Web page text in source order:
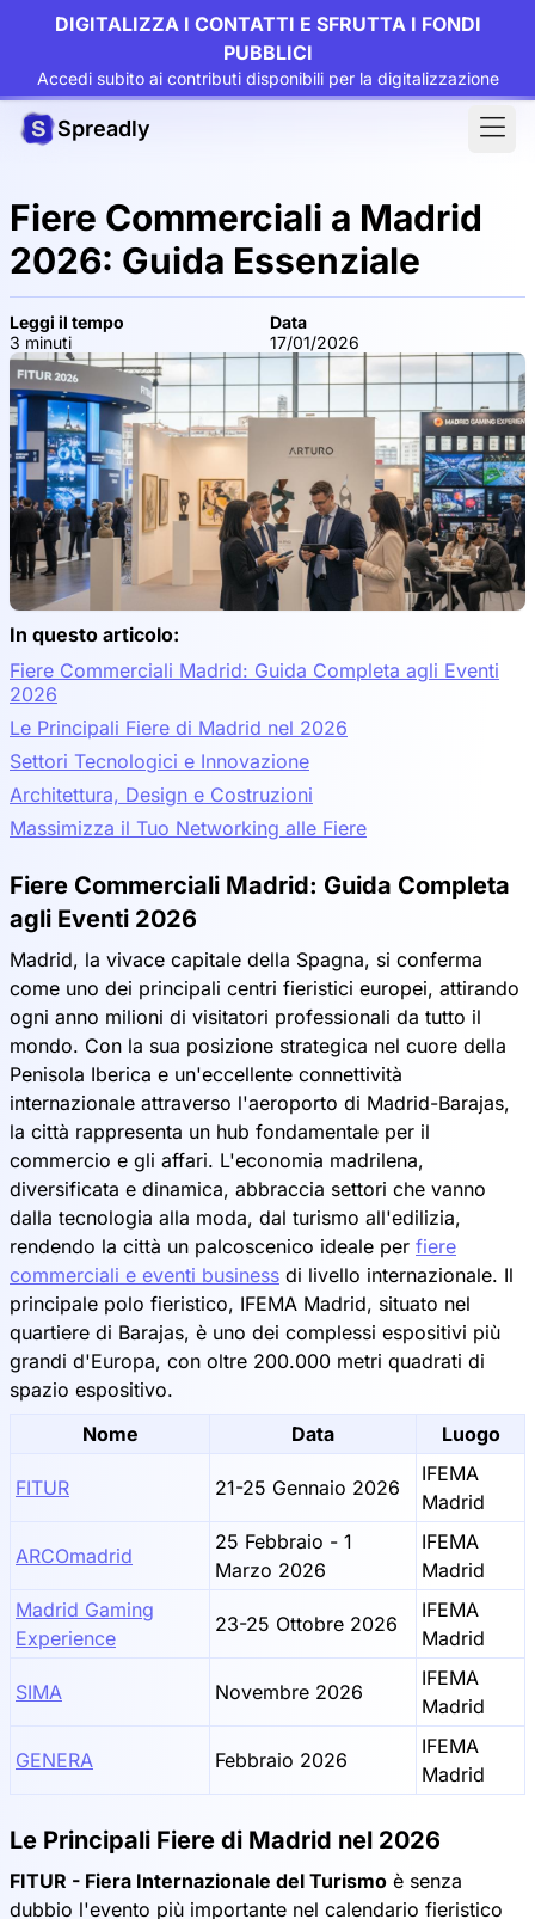
DIGITALIZZA I CONTATTI E SFRUTTA I FONDI
PUBBLICI
Accedi subito ai contributi disponibili per la digitalizzazione
Spreadly
Fiere Commerciali a Madrid
2026: Guida Essenziale
Leggi il tempo
3 minuti
Data
17/01/2026
In questo articolo:
Fiere Commerciali Madrid: Guida Completa agli Eventi
2026
Le Principali Fiere di Madrid nel 2026
Settori Tecnologici e Innovazione
Architettura, Design e Costruzioni
Massimizza il Tuo Networking alle Fiere
Fiere Commerciali Madrid: Guida Completa
agli Eventi 2026
Madrid, la vivace capitale della Spagna, si conferma
come uno dei principali centri fieristici europei, attirando
ogni anno milioni di visitatori professionali da tutto il
mondo. Con la sua posizione strategica nel cuore della
Penisola Iberica e un'eccellente connettività
internazionale attraverso l'aeroporto di Madrid-Barajas,
la città rappresenta un hub fondamentale per il
commercio e gli affari. L'economia madrilena,
diversificata e dinamica, abbraccia settori che vanno
dalla tecnologia alla moda, dal turismo all'edilizia,
rendendo la città un palcoscenico ideale per fiere
commerciali e eventi business di livello internazionale. Il
principale polo fieristico, IFEMA Madrid, situato nel
quartiere di Barajas, è uno dei complessi espositivi più
grandi d'Europa, con oltre 200.000 metri quadrati di
spazio espositivo.
Nome
Data Luogo
FITUR 21-25 Gennaio 2026
IFEMA
Madrid
ARCOmadrid
25 Febbraio - 1
Marzo 2026
IFEMA
Madrid
Madrid Gaming
Experience
23-25 Ottobre 2026
IFEMA
Madrid
SIMA Novembre 2026
IFEMA
Madrid
GENERA Febbraio 2026
IFEMA
Madrid
Le Principali Fiere di Madrid nel 2026
FITUR - Fiera Internazionale del Turismo è senza
dubbio l'evento più importante nel calendario fieristico